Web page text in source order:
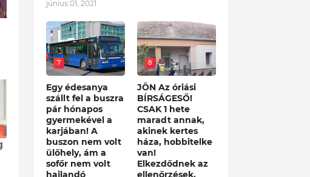
június 01, 2021
7
Egy édesanya
szállt fel a buszra
pár hónapos
gyermekével a
karjában! A
buszon nem volt
ülőhely, ám a
sofőr nem volt
hajlandó
8
JÖN Az óriási
BÍRSÁGESŐ!
CSAK 1 hete
maradt annak,
akinek kertes
háza, hobbitelke
van!
Elkezdődnek az
ellenőrzések.